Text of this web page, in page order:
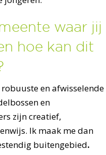
waar jij
hoe kan dit
en afwisselende
en
zijn creatief,
Ik maak me dan
buitengebied.